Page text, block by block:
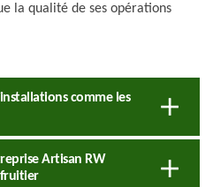
la qualité de ses opérations
comme les
Artisan RW
fruitier